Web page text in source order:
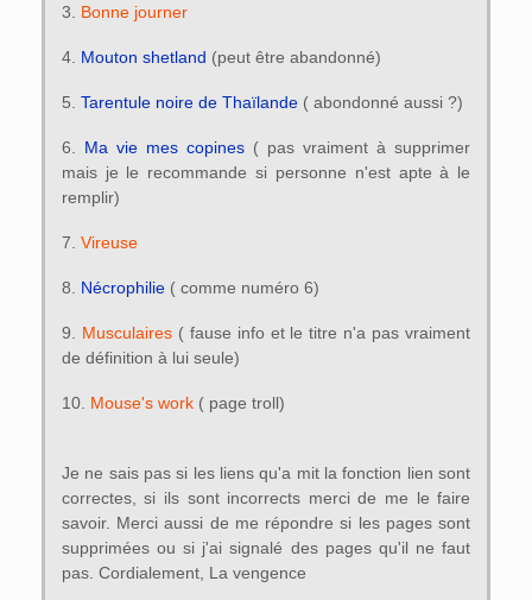
3. Bonne journer
4. Mouton shetland (peut être abandonné)
5. Tarentule noire de Thaïlande( abondonné aussi ?)
6. Ma vie mes copines( pas vraiment à supprimer
mais je le recommande si personne n'est apte à le
remplir)
7. Vireuse
8. Nécrophilie( comme numéro 6)
9. Musculaires( fause info et le titre n'a pas vraiment
de définition à lui seule)
10. Mouse's work( page troll)
Je ne sais pas si les liens qu'a mit la fonction lien sont
correctes, si ils sont incorrects merci de me le faire
savoir. Merci aussi de me répondre si les pages sont
supprimées ou si j'ai signalé des pages qu'il ne faut
pas. Cordialement, La vengence